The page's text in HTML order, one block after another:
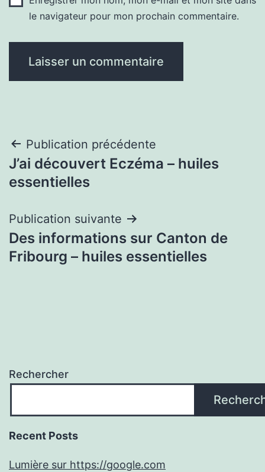
le navigateur pour mon prochain commentaire.
Navigation
de
Publication précédente
J’ai découvert Eczéma – huiles
essentielles
Publication suivante
Des informations sur Canton de
Fribourg – huiles essentielles
Rechercher
Recent Posts
Lumière sur https://google.com